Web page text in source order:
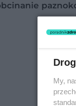
My,